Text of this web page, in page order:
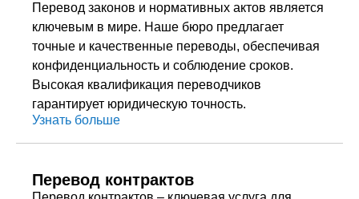
Перевод законов и нормативных актов является
ключевым в мире. Наше бюро предлагает
точные и качественные переводы, обеспечивая
конфиденциальность и соблюдение сроков.
Высокая квалификация переводчиков
гарантирует юридическую точность.
Узнать больше
Перевод контрактов